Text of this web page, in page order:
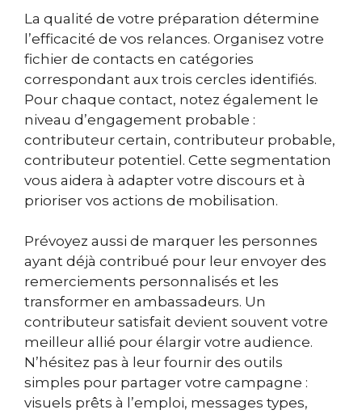
La qualité de votre préparation détermine
l’efficacité de vos relances. Organisez votre
fichier de contacts en catégories
correspondant aux trois cercles identifiés.
Pour chaque contact, notez également le
niveau d’engagement probable :
contributeur certain, contributeur probable,
contributeur potentiel. Cette segmentation
vous aidera à adapter votre discours et à
prioriser vos actions de mobilisation.
Prévoyez aussi de marquer les personnes
ayant déjà contribué pour leur envoyer des
remerciements personnalisés et les
transformer en ambassadeurs. Un
contributeur satisfait devient souvent votre
meilleur allié pour élargir votre audience.
N’hésitez pas à leur fournir des outils
simples pour partager votre campagne :
visuels prêts à l’emploi, messages types,